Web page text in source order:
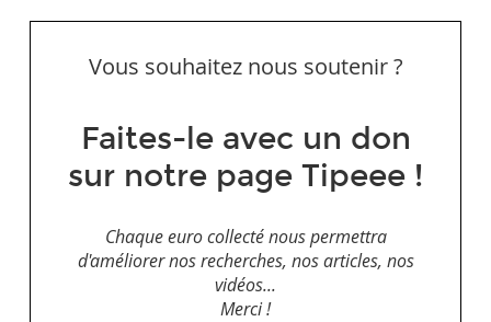
Vous souhaitez nous soutenir ?
Faites-le avec un don
sur notre page Tipeee !
Chaque euro collecté nous permettra
d'améliorer nos recherches, nos articles, nos
vidéos...
Merci !